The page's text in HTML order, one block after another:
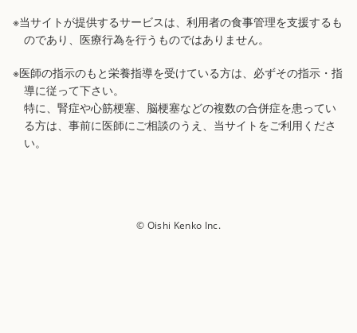
※当サイトが提供するサービスは、利用者の食事管理を支援するも
のであり、医療行為を行うものではありません。
※医師の指示のもと栄養指導を受けている方は、必ずその指示・指
導に従って下さい。
特に、腎症や心筋梗塞、脳梗塞などの複数の合併症を患ってい
る方は、事前に医師にご相談のうえ、当サイトをご利用くださ
い。
© Oishi Kenko Inc.